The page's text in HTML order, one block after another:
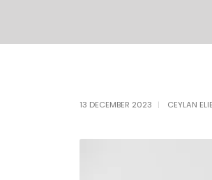
13 DECEMBER 2023 CEYLAN